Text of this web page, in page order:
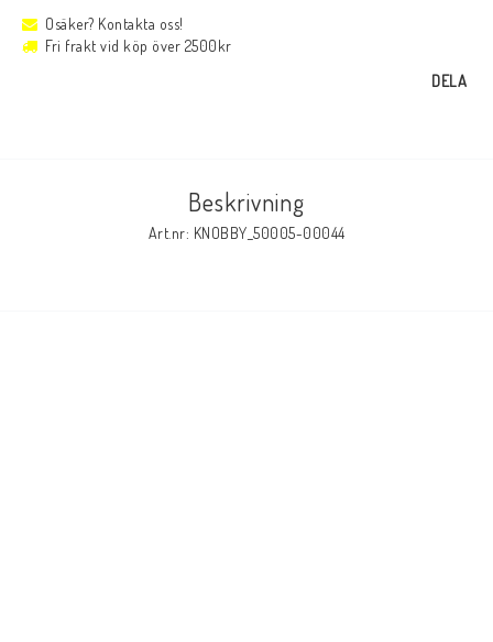
Osäker? Kontakta oss!
Fri frakt vid köp över 2500kr
DELA
Beskrivning
Art.nr: KNOBBY_50005-00044